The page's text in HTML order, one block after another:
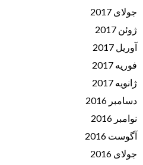
جولای 2017
ژوئن 2017
آوریل 2017
فوریه 2017
ژانویه 2017
دسامبر 2016
نوامبر 2016
آگوست 2016
جولای 2016